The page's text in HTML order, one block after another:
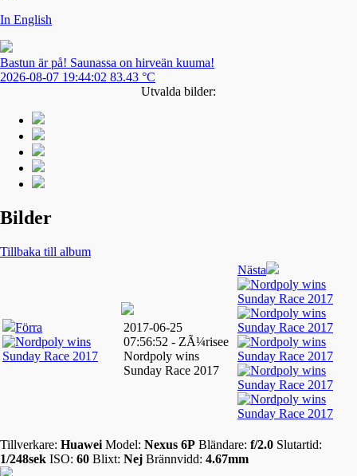
In English
Bastun är på! Saunassa on hirveän kuuma!
2026-08-07 19:44:02 83.43 °C
Utvalda bilder:
Bilder
Tillbaka till album
Förra
2017-06-25
07:56:52 - ZÃ¼risee
Nordpoly wins
Sunday Race 2017
Nästa
Tillverkare: Huawei Model: Nexus 6P Bländare: f/2.0 Slutartid:
1/248sek ISO: 60 Blixt: Nej Brännvidd: 4.67mm